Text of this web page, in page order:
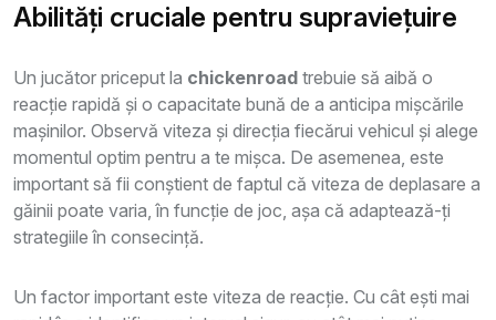
Abilități cruciale pentru supraviețuire
Un jucător priceput la chickenroad trebuie să aibă o
reacție rapidă și o capacitate bună de a anticipa mișcările
mașinilor. Observă viteza și direcția fiecărui vehicul și alege
momentul optim pentru a te mișca. De asemenea, este
important să fii conștient de faptul că viteza de deplasare a
găinii poate varia, în funcție de joc, așa că adaptează-ți
strategiile în consecință.
Un factor important este viteza de reacție. Cu cât ești mai